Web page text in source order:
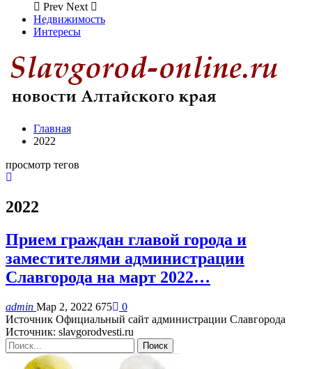
Prev Next
Недвижимость
Интересы
Главная
2022
просмотр тегов
2022
Прием граждан главой города и
заместителями администрации
Славгорода на март 2022…
admin Мар 2, 2022 675
0
Источник Официальный сайт администрации Славгорода
Источник: slavgorodvesti.ru